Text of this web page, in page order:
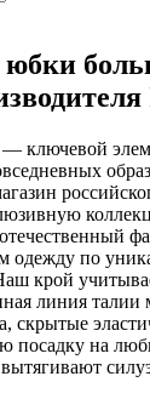
юбки
ключевой
одежду по
крой
линия талии
скрытые
посадку на